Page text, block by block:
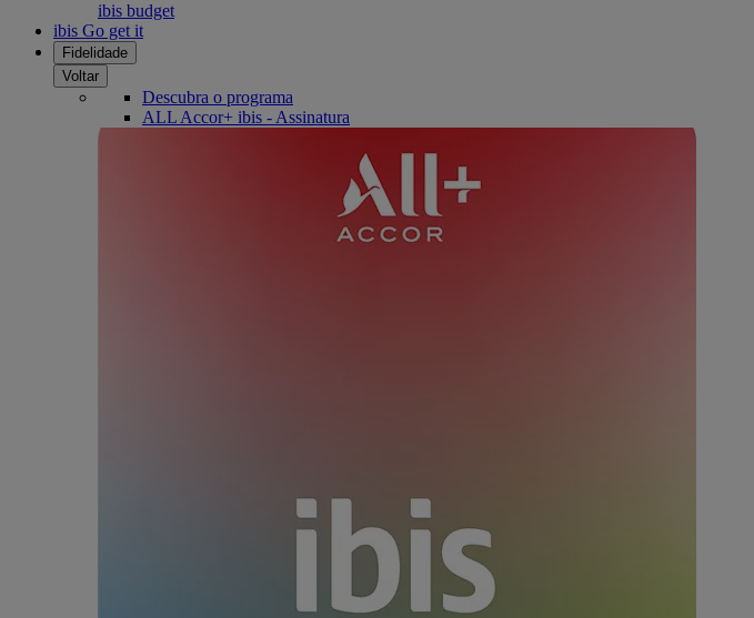
ibis budget
ibis Go get it
Fidelidade
Voltar
Descubra o programa
ALL Accor+ ibis - Assinatura